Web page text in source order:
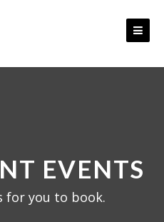
EVENTS
for you to book.